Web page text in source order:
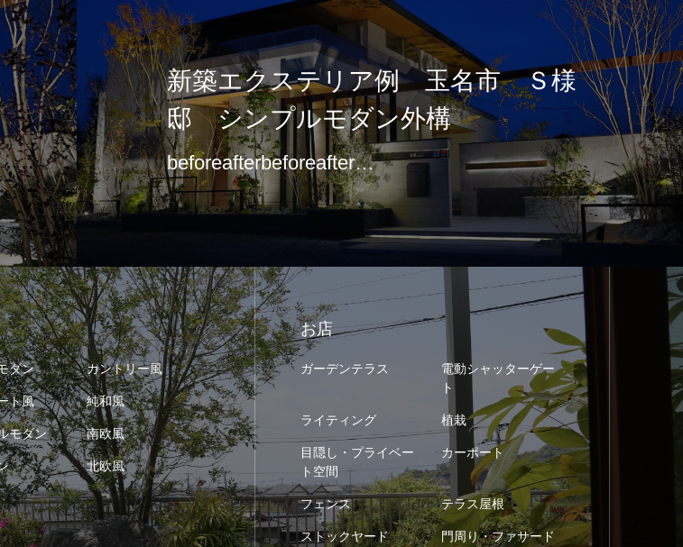
新築エクステリア例 玉名市 Ｓ様
邸 シンプルモダン外構
beforeafterbeforeafter…
ダン カントリー風
ト風 純和風
モダン 南欧風
北欧風
お店
ガーデンテラス
電動シャッターゲー
ト
ライティング 植栽
目隠し・プライベー
ト空間
カーポート
フェンス テラス屋根
ストックヤード 門周り・ファサード